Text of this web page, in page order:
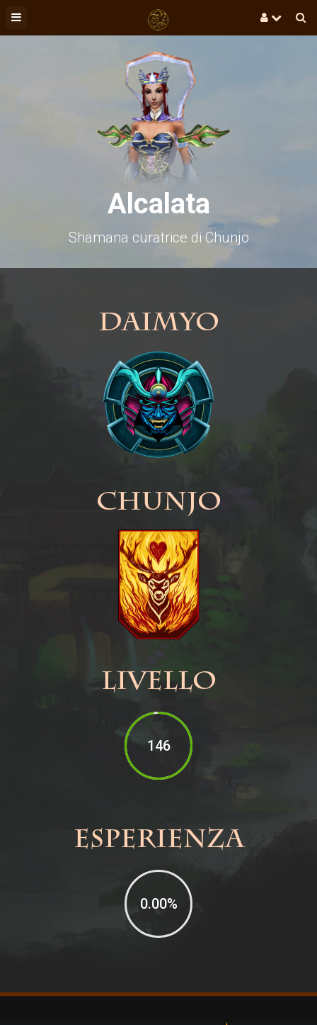
Alcalata
Shamana curatrice di Chunjo
Daimyo
Chunjo
Livello
146
Esperienza
0.00%